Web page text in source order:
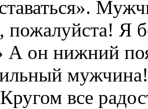
пожалуйста! Я
А он нижний
мужчина!
все